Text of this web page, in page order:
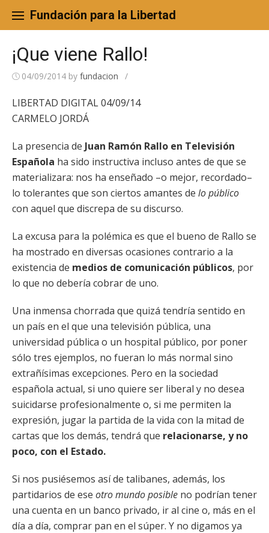
content
Fundación para la Libertad
¡Que viene Rallo!
04/09/2014 by fundacion /
LIBERTAD DIGITAL 04/09/14
CARMELO JORDÁ
La presencia de Juan Ramón Rallo en Televisión
Española ha sido instructiva incluso antes de que se
materializara: nos ha enseñado –o mejor, recordado–
lo tolerantes que son ciertos amantes de lo público
con aquel que discrepa de su discurso.
La excusa para la polémica es que el bueno de Rallo se
ha mostrado en diversas ocasiones contrario a la
existencia de medios de comunicación públicos, por
lo que no debería cobrar de uno.
Una inmensa chorrada que quizá tendría sentido en
un país en el que una televisión pública, una
universidad pública o un hospital público, por poner
sólo tres ejemplos, no fueran lo más normal sino
extrañísimas excepciones. Pero en la sociedad
española actual, si uno quiere ser liberal y no desea
suicidarse profesionalmente o, si me permiten la
expresión, jugar la partida de la vida con la mitad de
cartas que los demás, tendrá que relacionarse, y no
poco, con el Estado.
Si nos pusiésemos así de talibanes, además, los
partidarios de ese otro mundo posible no podrían tener
una cuenta en un banco privado, ir al cine o, más en el
día a día, comprar pan en el súper. Y no digamos ya